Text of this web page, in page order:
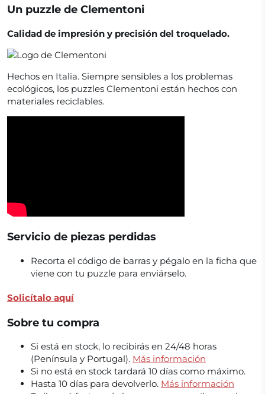
Un puzzle de Clementoni
Calidad de impresión y precisión del troquelado.
Hechos en Italia. Siempre sensibles a los problemas
ecológicos, los puzzles Clementoni están hechos con
materiales reciclables.
Servicio de piezas perdidas
Recorta el código de barras y pégalo en la ficha que
viene con tu puzzle para enviárselo.
Solicítalo aquí
Sobre tu compra
Si está en stock, lo recibirás en 24/48 horas
(Península y Portugal). Más información
Si no está en stock tardará 10 días como máximo.
Hasta 10 días para devolverlo. Más información